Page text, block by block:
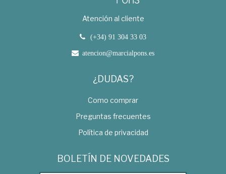
Atención al cliente
(+34) 91 304 33 03
atencion@marcialpons.es
¿DUDAS?
Como comprar
Preguntas frecuentes
Política de privacidad
BOLETÍN DE NOVEDADES